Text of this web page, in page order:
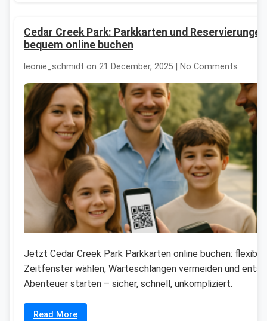
Cedar Creek Park: Parkkarten und Reservierungen
bequem online buchen
leonie_schmidt on 21 December, 2025 | No Comments
Jetzt Cedar Creek Park Parkkarten online buchen: flexible
Zeitfenster wählen, Warteschlangen vermeiden und
Abenteuer starten – sicher, schnell, unkompliziert.
Read More